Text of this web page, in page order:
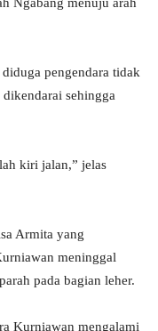
pengendara tidak
sehingga
kiri jalan,” jelas
Armita yang
meninggal
pada bagian leher.
Kurniawan mengalami